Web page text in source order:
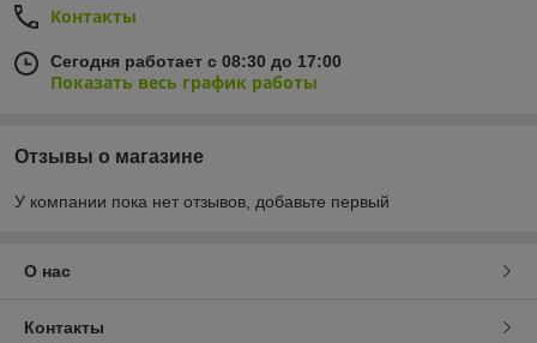
Контакты
Сегодня работает с 08:30 до 17:00
Показать весь график работы
Отзывы о магазине
У компании пока нет отзывов, добавьте первый
О нас
Контакты